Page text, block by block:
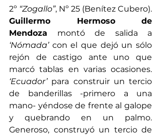
2º “Zogallo”
Guillermo Hermoso de
Mendoza
‘Nómada’ con el que dejó un sólo
rejón de castigo ante uno que
‘Ecuador’ para construir un tercio
de banderillas -primero a una
mano- yéndose de frente al galope
y quebrando en un palmo.
Generoso, construyó un tercio de